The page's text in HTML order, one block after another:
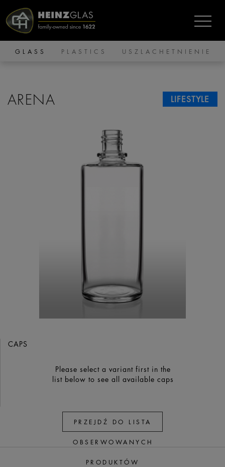
GLASS PLASTICS USZLACHETNIENIE
LIFESTYLE
ARENA
CAPS
Please select a variant first in the
list below to see all available caps
PRZEJDŹ DO LISTA
OBSERWOWANYCH
PRODUKTÓW